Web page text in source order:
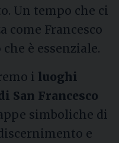
Un tempo che ci
come Francesco
è essenziale.
i luoghi
San Francesco
simboliche di
e